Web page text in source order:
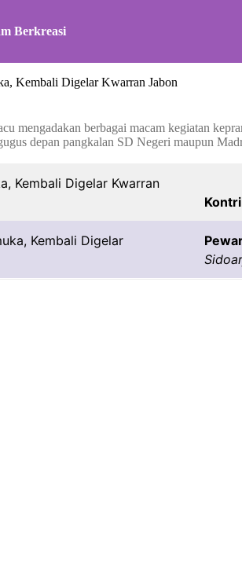
Berkreasi
berbagai macam kegiatan
depan pangkalan SD Negeri maupun